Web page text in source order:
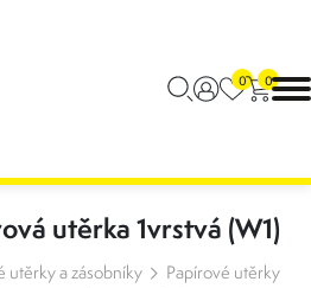
0 0
utěrka 1vrstvá (W1)
utěrky a zásobníky
Papírové utěrky